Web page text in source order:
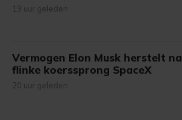
19 uur geleden
Vermogen Elon Musk herstelt na
flinke koerssprong SpaceX
20 uur geleden